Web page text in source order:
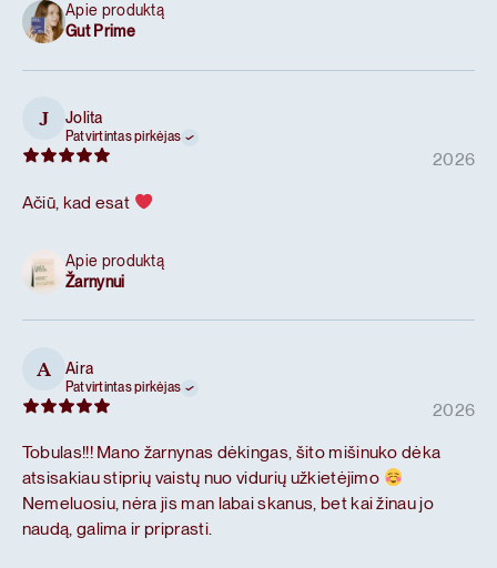
Apie produktą
Gut Prime
J Jolita
Patvirtintas pirkėjas
2026
Ačiū, kad esat
Apie produktą
Žarnynui
A Aira
Patvirtintas pirkėjas
2026
Tobulas!!! Mano žarnynas dėkingas, šito mišinuko dėka
atsisakiau stiprių vaistų nuo vidurių užkietėjimo
Nemeluosiu, nėra jis man labai skanus, bet kai žinau jo
naudą, galima ir priprasti.